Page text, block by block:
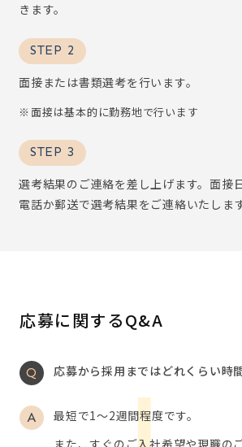
きます。
STEP 2
面接または書類選考を行います。
面接は基本的に勤務地で行います
STEP 3
選考結果のご連絡を差し上げます。面接
電話か郵送で選考結果をご連絡いたします
応募に関するQ&A
応募から採用まではどれくらい時
最短で1～2週間程度です。
また、すぐのご入社希望や現職の